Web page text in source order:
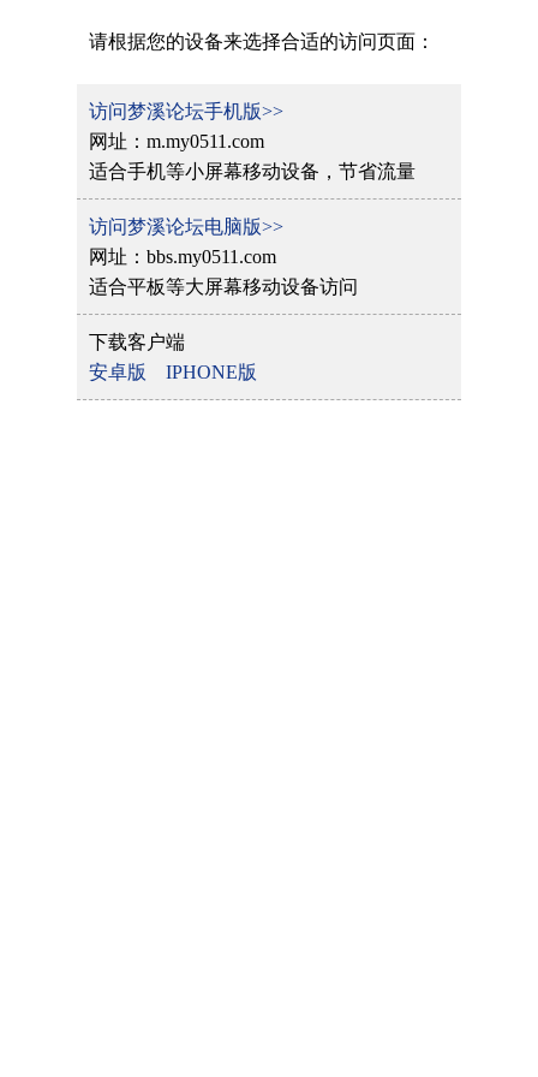
请根据您的设备来选择合适的访问页面：
访问梦溪论坛手机版>>
网址：m.my0511.com
适合手机等小屏幕移动设备，节省流量
访问梦溪论坛电脑版>>
网址：bbs.my0511.com
适合平板等大屏幕移动设备访问
下载客户端
安卓版
IPHONE版